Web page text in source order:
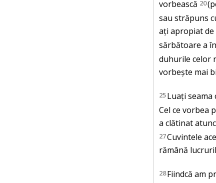
vorbească 20
sau străpuns
ați apropiat de
sărbătoare a
duhurile celor
vorbește mai
25Luați seama
Cel ce vorbea
a clătinat
27Cuvintele
rămână
28Fiindcă am